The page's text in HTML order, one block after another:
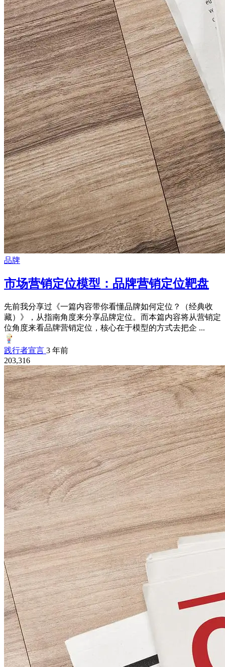
品牌
市场营销定位模型：品牌营销定位靶盘
先前我分享过《一篇内容带你看懂品牌如何定位？（经典收
藏）》，从指南角度来分享品牌定位。而本篇内容将从营销定
位角度来看品牌营销定位，核心在于模型的方式去把企 ...
践行者宣言 3 年前
203,316